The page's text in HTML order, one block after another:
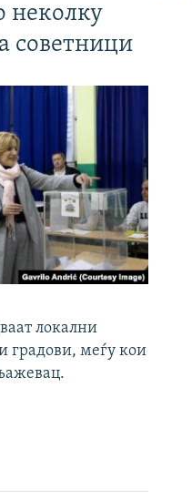
неколку
советници
локални
градови, меѓу кои